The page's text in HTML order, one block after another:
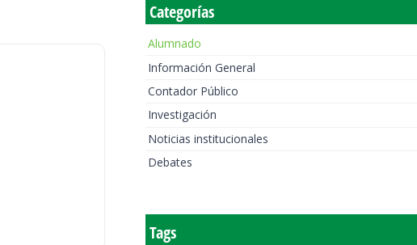
Categorías
Alumnado
Información General
Contador Público
Investigación
Noticias institucionales
Debates
Tags